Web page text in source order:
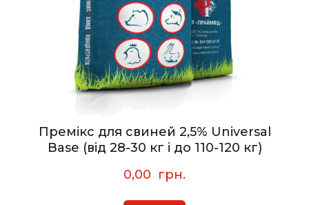
Премікс для свиней 2,5% Universal
Base (від 28-30 кг і до 110-120 кг)
0,00  грн.